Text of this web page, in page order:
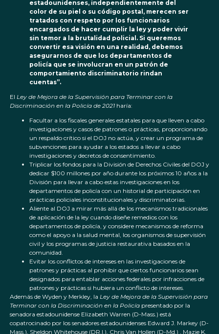
estadounidenses, independientemente del
color de su piel o su código postal, merecen ser
tratados con respeto por los funcionarios
encargados de hacer cumplir la ley y poder vivir
sin temor a la brutalidad policial. Si queremos
convertir esa visión en una realidad, debemos
asegurarnos de que los departamentos de
policía que se involucran en un patrón de
comportamiento discriminatorio rindan
cuentas”.
El Ley de Mejora de la Supervisión para Terminar con la
Discriminación en la Policía de 2021 haría:
Facultar a los fiscales generales estatales para que lleven a cabo
investigaciones y casos de patrones o prácticas, proporcionando
un respaldo crítico si el DOJ no actúa, y crear un programa de
subvenciones para ayudar a los estados a llevar a cabo
investigaciones y decretos de consentimiento.
Triplicar los fondos para la División de Derechos Civiles del DOJ y
dedicar $100 millones por año durante los próximos 10 años a la
División para llevar a cabo estas investigaciones en los
departamentos de policía con un historial de participación en
prácticas policiales inconstitucionales y discriminatorias.
Aliente al DOJ a mirar más allá de los mecanismos tradicionales
de aplicación de la ley cuando diseñe remedios con los
departamentos de policía, y considere mecanismos de reforma
como el apoyo a la salud mental, los organismos de supervisión
civil y los programas de justicia restaurativa basados en la
comunidad.
Evitar los conflictos de intereses en las investigaciones de
patrones y prácticas al prohibir que ciertos funcionarios sean
designados para entablar acciones federales por infracciones de
patrones y prácticas si hubiera un conflicto de intereses.
Además de Wyden y Merkley, la Ley de Mejora de la Supervisión para
Terminar con la Discriminación en la Policía presentado por la
senadora estadounidense Elizabeth Warren (D-Mass.) está
copatrocinado por los senadores estadounidenses Edward J. Markey (D-
Mass.), Sheldon Whitehouse (DR.I.), Chris Van Hollen (D-Md.) , Mazie K.